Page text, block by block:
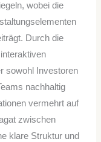
wobei die
Durch die
sowohl Investoren
nachhaltig
vermehrt auf
zwischen
klare Struktur und